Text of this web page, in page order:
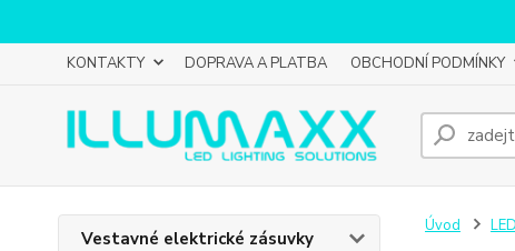
KONTAKTY DOPRAVA A PLATBA OBCHODNÍ PODMÍNKY
Vestavné elektrické zásuvky
Úvod